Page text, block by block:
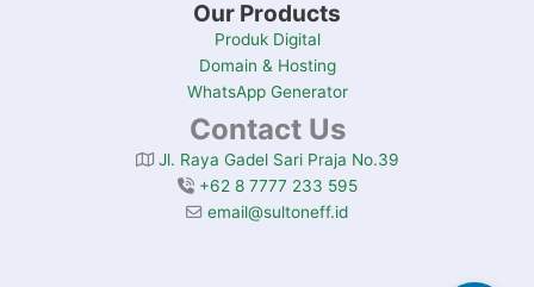
Our Products
Produk Digital
Domain & Hosting
WhatsApp Generator
Contact Us
Jl. Raya Gadel Sari Praja No.39
+62 8 7777 233 595
email@sultoneff.id